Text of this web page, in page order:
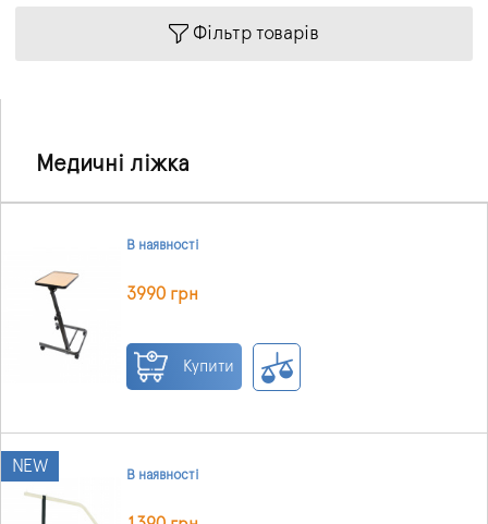
Фільтр товарів
Медичні ліжка
В наявності
3990 грн
Купити
NEW В наявності